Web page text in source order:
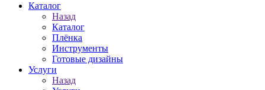
Каталог
Назад
Каталог
Плёнка
Инструменты
Готовые дизайны
Услуги
Назад